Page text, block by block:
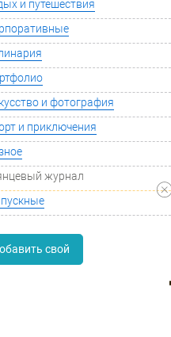
и путешествия
и фотография
и приключения
журнал
свой